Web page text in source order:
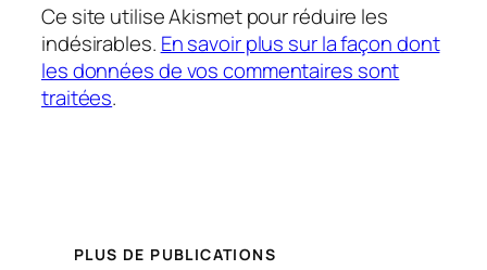
Ce site utilise Akismet pour réduire les
indésirables. En savoir plus sur la façon dont
les données de vos commentaires sont
traitées.
PLUS DE PUBLICATIONS